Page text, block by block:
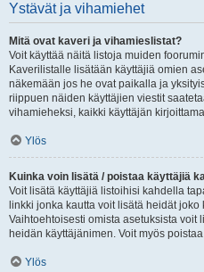
Ystävät ja vihamiehet
Mitä ovat kaveri ja vihamieslistat?
Voit käyttää näitä listoja muiden
Kaverilistalle lisätään käyttäjiä omien
näkemään jos he ovat paikalla ja
riippuen näiden käyttäjien viestit
vihamieheksi, kaikki käyttäjän
Ylös
Kuinka voin lisätä / poistaa käyttäjiä
Voit lisätä käyttäjiä listoihisi kahdella
linkki jonka kautta voit lisätä heidät
Vaihtoehtoisesti omista asetuksista voit
heidän käyttäjänimen. Voit myös
Ylös